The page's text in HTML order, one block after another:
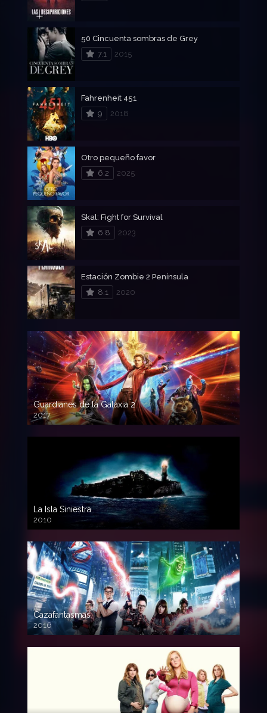
50 Cincuenta sombras de Grey
7.1
2015
Fahrenheit 451
9
2018
Otro pequeño favor
6.2
2025
Skal: Fight for Survival
6.8
2023
Estación Zombie 2 Península
8.1
2020
Guardianes de la Galaxia 2
2017
720p HD
La Isla Siniestra
2010
720p HD
Cazafantasmas
2016
720p HD